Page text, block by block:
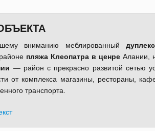
вниманию меблированный
пляжа Клеопатра в ценреАлании,
— район с прекрасно развитой сетью
от комплекса магазины, рестораны,
транспорта.